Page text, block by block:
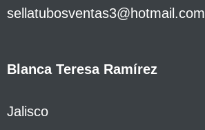
sellatubosventas3@hotmail.com
Blanca Teresa Ramírez
Jalisco